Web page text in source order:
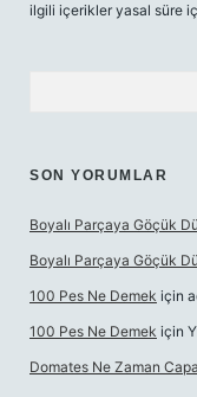
ilgili içerikler yasal süre
SON YORUMLAR
Boyalı Parçaya Göçük
Boyalı Parçaya Göçük
100 Pes Ne Demek için
100 Pes Ne Demek için
Domates Ne Zaman